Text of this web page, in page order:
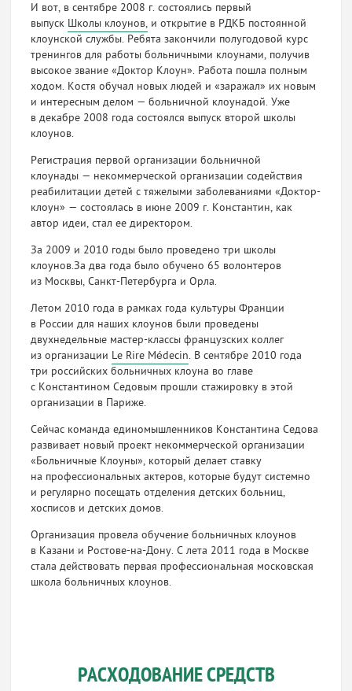
И вот, в сентябре 2008 г. состоялись первый
выпуск Школы клоунов, и открытие в РДКБ постоянной
клоунской службы. Ребята закончили полугодовой курс
тренингов для работы больничными клоунами, получив
высокое звание «Доктор Клоун». Работа пошла полным
ходом. Костя обучал новых людей и «заражал» их новым
и интересным делом — больничной клоунадой. Уже
в декабре 2008 года состоялся выпуск второй школы
клоунов.
Регистрация первой организации больничной
клоунады — некоммерческой организации содействия
реабилитации детей с тяжелыми заболеваниями «Доктор-
клоун» — состоялась в июне 2009 г. Константин, как
автор идеи, стал ее директором.
За 2009 и 2010 годы было проведено три школы
клоунов.За два года было обучено 65 волонтеров
из Москвы, Санкт-Петербурга и Орла.
Летом 2010 года в рамках года культуры Франции
в России для наших клоунов были проведены
двухнедельные мастер-классы французских коллег
из организации Le Rire Médecin. В сентябре 2010 года
три российских больничных клоуна во главе
с Константином Седовым прошли стажировку в этой
организации в Париже.
Сейчас команда единомышленников Константина Седова
развивает новый проект некоммерческой организации
«Больничные Клоуны», который делает ставку
на профессиональных актеров, которые будут системно
и регулярно посещать отделения детских больниц,
хосписов и детских домов.
Организация провела обучение больничных клоунов
в Казани и Ростове-на-Дону. С лета 2011 года в Москве
стала действовать первая профессиональная московская
школа больничных клоунов.
РАСХОДОВАНИЕ СРЕДСТВ